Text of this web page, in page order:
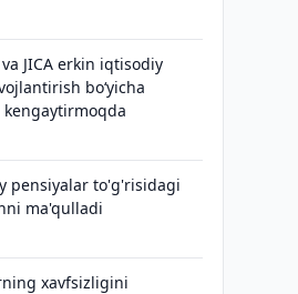
va JICA erkin iqtisodiy
boʻyicha
pensiyalar to'g'risidagi
ma'qulladi
xavfsizligini